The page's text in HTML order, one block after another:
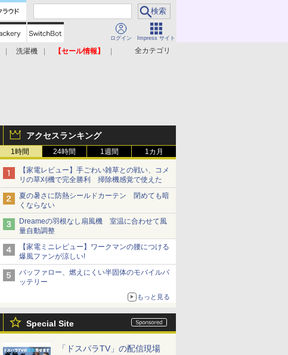
ログイン Impress サイト
全カテゴリ
洗濯機
【セール情報】
アクセスランキング
1時間 24時間 1週間 1カ月
【家電レビュー】手ごわい雑草との戦い、コメ
リの草刈機で完全勝利 掃除機感覚で使えた
夏の暑さに防熱シールドカーテン 閉めても暗
くならない
Dreameの羽根なし扇風機 室温に合わせて風
量自動調整
【家電ミニレビュー】ワークマンの腰につける
爆風ファンが涼しい!
バッファロー、燃えにくい半固体のモバイルバ
ッテリー
もっと見る
Special Site
「ドスパラTV」の配信現場